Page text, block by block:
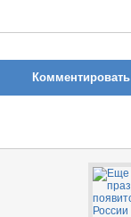
Комментировать